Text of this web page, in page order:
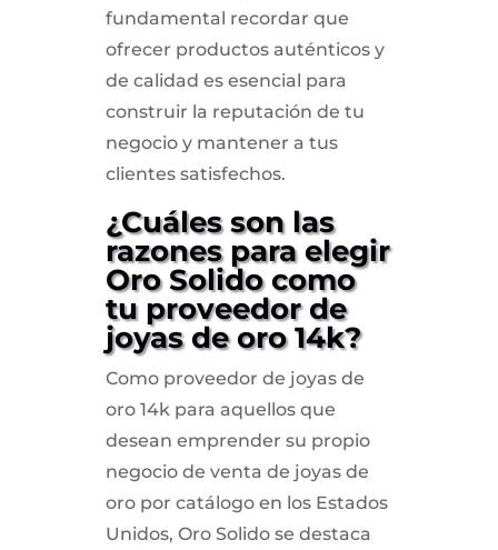
fundamental recordar que
ofrecer productos auténticos y
de calidad es esencial para
construir la reputación de tu
negocio y mantener a tus
clientes satisfechos.
¿Cuáles son las
razones para elegir
Oro Solido como
tu proveedor de
joyas de oro 14k?
Como proveedor de joyas de
oro 14k para aquellos que
desean emprender su propio
negocio de venta de joyas de
oro por catálogo en los Estados
Unidos, Oro Solido se destaca